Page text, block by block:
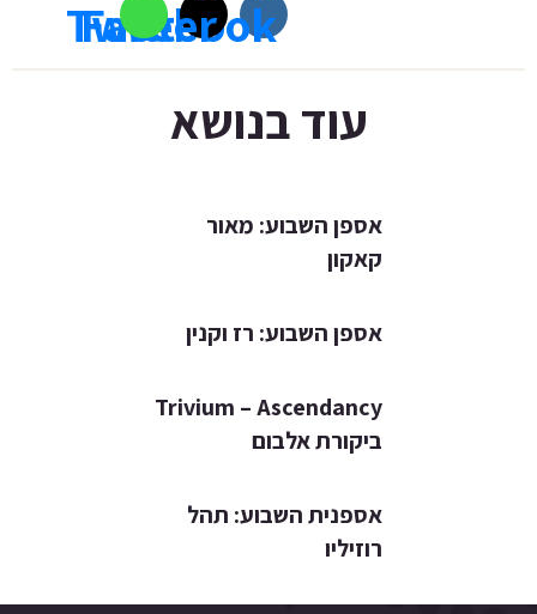
עוד בנושא
אספן השבוע: מאור
קאקון
אספן השבוע: רז וקנין
Trivium – Ascendancy
ביקורת אלבום
אספנית השבוע: תהל
רוזיליו